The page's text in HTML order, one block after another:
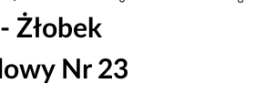
Żłobek
Nr 23